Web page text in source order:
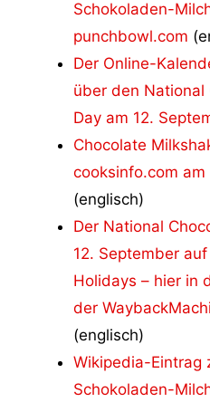
Schokoladen-
punchbowl.com
Der Online-
über den National
Day am 12.
Chocolate
cooksinfo.com am
(englisch)
Der National
12. September
Holidays – hier in
der
(englisch)
Wikipedia-Eintrag
Schokoladen-